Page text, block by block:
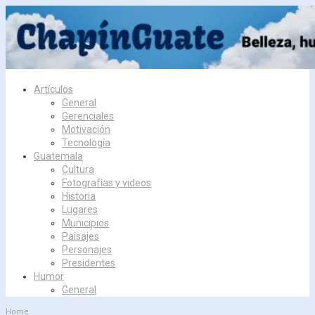
Skip
content
Artículos
General
Gerenciales
Motivación
Tecnología
Guatemala
Cultura
Fotografías y videos
Historia
Lugares
Municipios
Paisajes
Personajes
Presidentes
Humor
General
Home